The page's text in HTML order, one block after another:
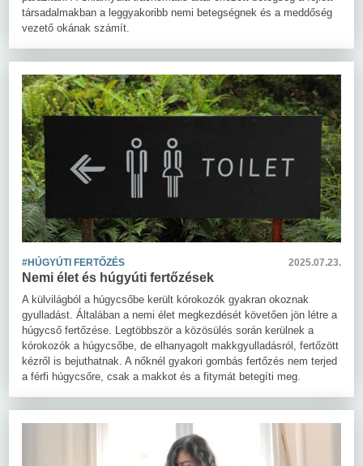
társadalmakban a leggyakoribb nemi betegségnek és a meddőség
vezető okának számít.
#HÚGYÚTI FERTŐZÉS 2025.07.23.
Nemi élet és húgyúti fertőzések
A külvilágból a húgycsőbe került kórokozók gyakran okoznak
gyulladást. Általában a nemi élet megkezdését követően jön létre a
húgycső fertőzése. Legtöbbször a közösülés során kerülnek a
kórokozók a húgycsőbe, de elhanyagolt makkgyulladásról, fertőzött
kézről is bejuthatnak. A nőknél gyakori gombás fertőzés nem terjed
a férfi húgycsőre, csak a makkot és a fitymát betegíti meg.